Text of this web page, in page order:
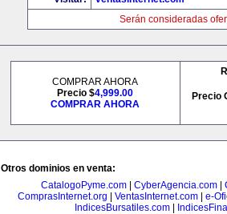
Serán consideradas
COMPRAR AHORA
Precio $4,999.00
COMPRAR AHORA
Precio
Otros dominios en venta:
CatalogoPyme.com
CyberAgencia.com
ComprasInternet.org
VentasInternet.com| e-
IndicesBursatiles.com|